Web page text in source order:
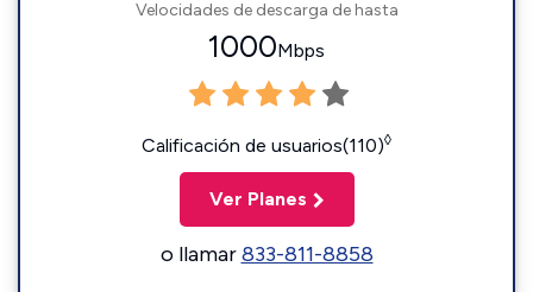
Velocidades de descarga de hasta
1000Mbps
Calificación de usuarios(110)◊
Ver Planes
o llamar833-811-8858